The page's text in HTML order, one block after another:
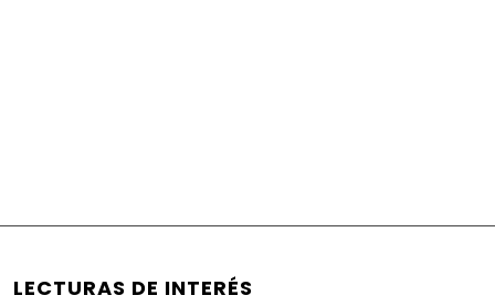
LECTURAS DE INTERÉS